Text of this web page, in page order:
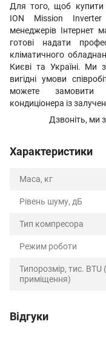
Для того, щоб купити
ION Mission Inverter
менеджерів Інтернет
готові надати
кліматичного
Києві та Україні. Ми
вигідні умови
можете замовити
кондиціонера із
Дзвоніть, ми
Характеристики
Маса, кг
Рівень шуму, дБ
Тип компресора
Режим роботи
Типорозмір, тис.
приміщення)
Відгуки